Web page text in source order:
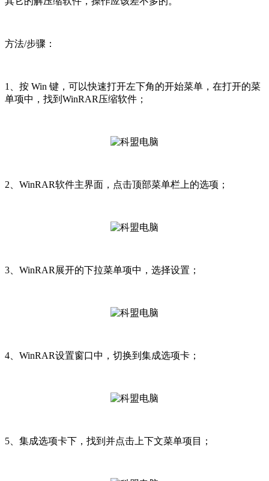
方法/步骤：
1、按 Win 键，可以快速打开左下角的开始菜单，在打开的菜
单项中，找到WinRAR压缩软件；
2、WinRAR软件主界面，点击顶部菜单栏上的选项；
3、WinRAR展开的下拉菜单项中，选择设置；
4、WinRAR设置窗口中，切换到集成选项卡；
5、集成选项卡下，找到并点击上下文菜单项目；